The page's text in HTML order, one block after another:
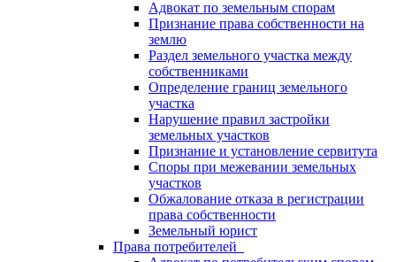
Адвокат по земельным спорам
Признание права собственности на
землю
Раздел земельного участка между
собственниками
Определение границ земельного
участка
Нарушение правил застройки
земельных участков
Признание и установление сервитута
Споры при межевании земельных
участков
Обжалование отказа в регистрации
права собственности
Земельный юрист
Права потребителей